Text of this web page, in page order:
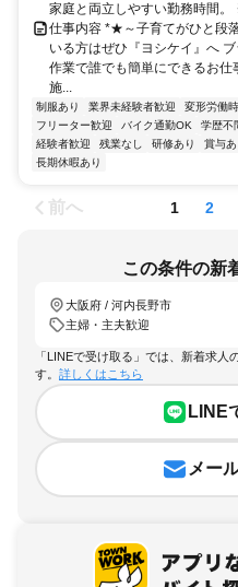
家庭と両立しやすい勤務時間
仕事内容 *★～子育てがひと段
いる方はぜひ『ヨシケイ』へ
作業で誰でも簡単にできるお
施...
制服あり 業界未経験者歓迎 変形労働
フリーター歓迎
バイク通勤OK 学歴不
経験者歓迎
残業なし 研修あり 賞与あ
長期休暇あり
前へ 1 2
この条件の新
大阪府 / 河内長野市
主婦・主夫歓迎
「LINEで受け取る」では、新着求
す。 詳しくはこちら
LINE
メー